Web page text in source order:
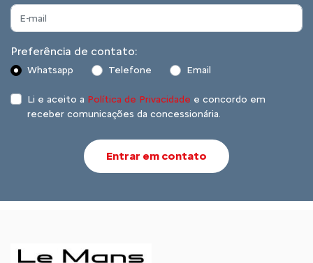
Preferência de contato:
Whatsapp Telefone Email
Li e aceito a Política de Privacidade e concordo em
receber comunicações da concessionária.
Entrar em contato